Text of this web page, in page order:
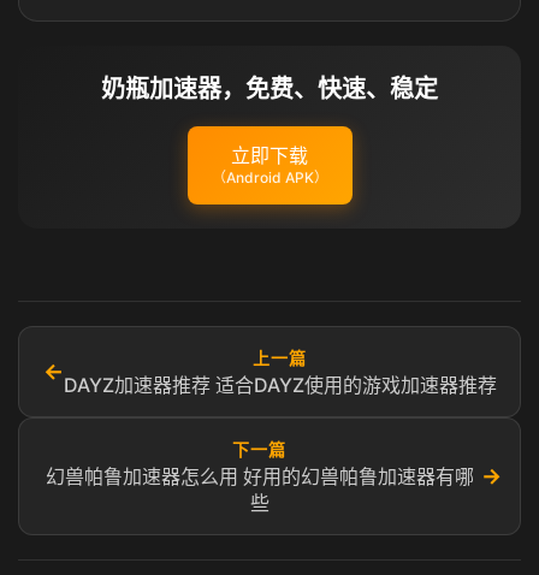
奶瓶加速器，免费、快速、稳定
立即下载
（Android APK）
←
上一篇
DAYZ加速器推荐 适合DAYZ使用的游戏加速器推荐
下一篇
幻兽帕鲁加速器怎么用 好用的幻兽帕鲁加速器有哪
些
→